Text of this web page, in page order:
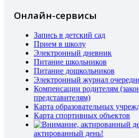
Онлайн-сервисы
Запись в детский сад
Прием в школу
Электронный дневник
Питание школьников
Питание дошкольников
Электронный журнал
Компенсации родителям
представителям)
Карта образовательных
Карта спортивных объектов
актированный день!